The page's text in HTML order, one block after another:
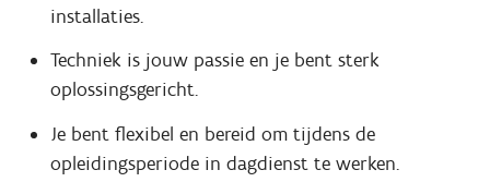
installaties.
Techniek is jouw passie en je bent sterk
oplossingsgericht.
Je bent flexibel en bereid om tijdens de
opleidingsperiode in dagdienst te werken.